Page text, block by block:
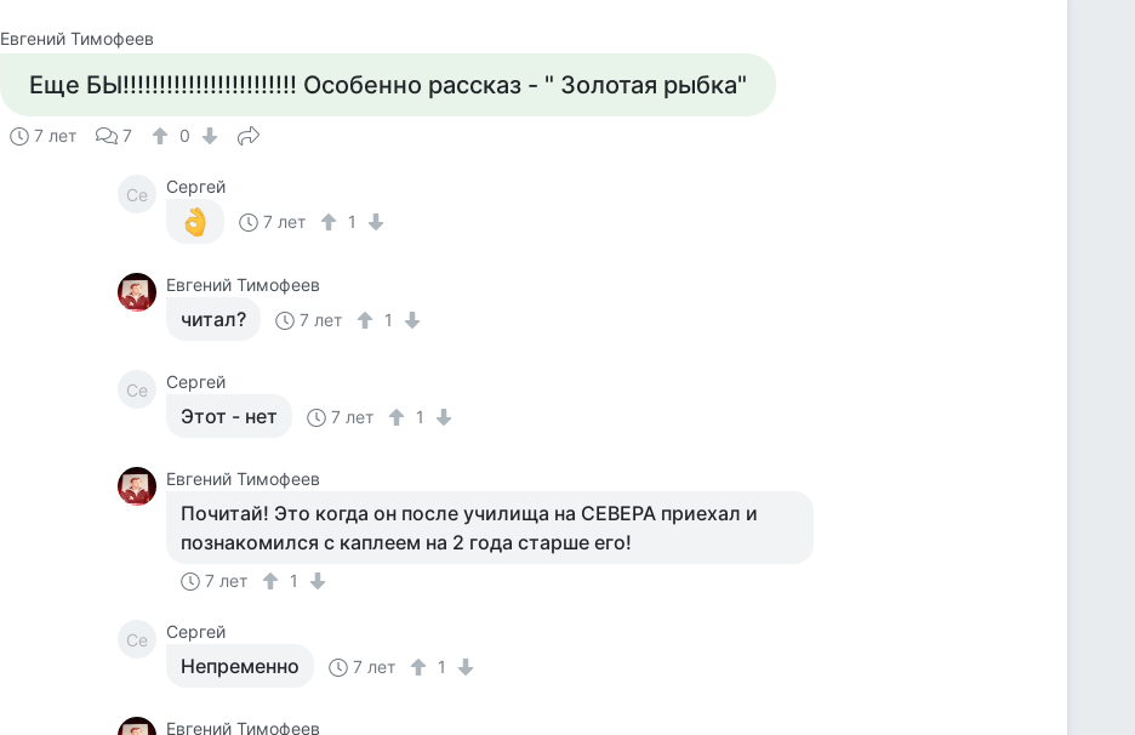
Евгений Тимофеев
Еще БЫ!!!!!!!!!!!!!!!!!!!!!!!! Особенно рассказ - " Золотая рыбка"
7 лет 7 0
Се
Сергей
7 лет
1
Евгений Тимофеев
читал? 7 лет 1
Се Сергей
Этот - нет 7 лет 1
Евгений Тимофеев
Почитай! Это когда он после училища на СЕВЕРА приехал и
познакомился с каплеем на 2 года старше его!
7 лет 1
Се Сергей
Непременно 7 лет 1
Евгений Тимофеев